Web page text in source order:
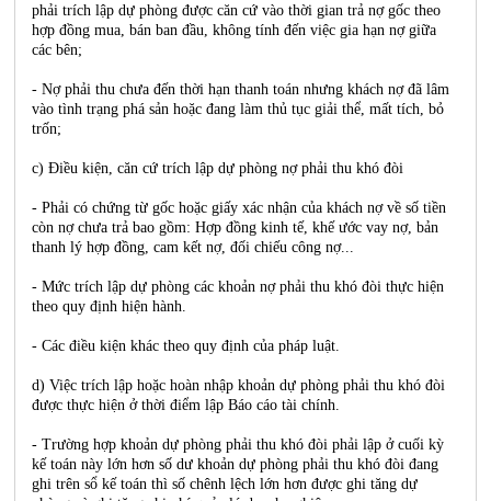
phải trích lập dự phòng được căn cứ vào thời gian trả nợ gốc theo
hợp đồng mua, bán ban đầu, không tính đến việc gia hạn nợ giữa
các bên;
- Nợ phải thu chưa đến thời hạn thanh toán nhưng khách nợ đã lâm
vào tình trạng phá sản hoặc đang làm thủ tục giải thể, mất tích, bỏ
trốn;
c) Điều kiện, căn cứ trích lập dự phòng nợ phải thu khó đòi
- Phải có chứng từ gốc hoặc giấy xác nhận của khách nợ về số tiền
còn nợ chưa trả bao gồm: Hợp đồng kinh tế, khế ước vay nợ, bản
thanh lý hợp đồng, cam kết nợ, đối chiếu công nợ...
- Mức trích lập dự phòng các khoản nợ phải thu khó đòi thực hiện
theo quy định hiện hành.
- Các điều kiện khác theo quy định của pháp luật.
d) Việc trích lập hoặc hoàn nhập khoản dự phòng phải thu khó đòi
được thực hiện ở thời điểm lập Báo cáo tài chính.
- Trường hợp khoản dự phòng phải thu khó đòi phải lập ở cuối kỳ
kế toán này lớn hơn số dư khoản dự phòng phải thu khó đòi đang
ghi trên sổ kế toán thì số chênh lệch lớn hơn được ghi tăng dự